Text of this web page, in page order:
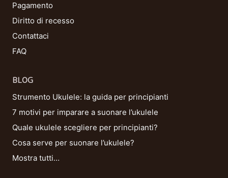
Pagamento
Diritto di recesso
Contattaci
FAQ
BLOG
Strumento Ukulele: la guida per principianti
7 motivi per imparare a suonare l’ukulele
Quale ukulele scegliere per principianti?
Cosa serve per suonare l’ukulele?
Mostra tutti…